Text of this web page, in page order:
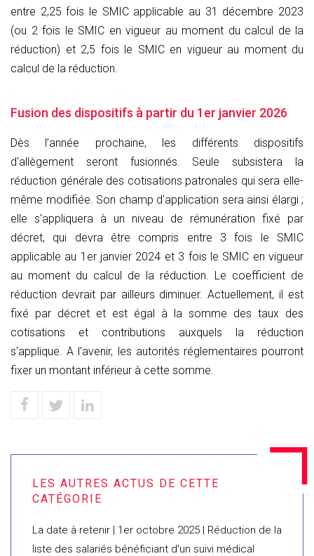
entre 2,25 fois le SMIC applicable au 31 décembre 2023
(ou 2 fois le SMIC en vigueur au moment du calcul de la
réduction) et 2,5 fois le SMIC en vigueur au moment du
calcul de la réduction.
Fusion des dispositifs à partir du 1er janvier 2026
Dès l’année prochaine, les différents dispositifs
d'allègement seront fusionnés. Seule subsistera la
réduction générale des cotisations patronales qui sera elle-
même modifiée. Son champ d'application sera ainsi élargi ;
elle s'appliquera à un niveau de rémunération fixé par
décret, qui devra être compris entre 3 fois le SMIC
applicable au 1er janvier 2024 et 3 fois le SMIC en vigueur
au moment du calcul de la réduction. Le coefficient de
réduction devrait par ailleurs diminuer. Actuellement, il est
fixé par décret et est égal à la somme des taux des
cotisations et contributions auxquels la réduction
s'applique. A l'avenir, les autorités réglementaires pourront
fixer un montant inférieur à cette somme.
La date à retenir | 1er octobre 2025 | Réduction de la
liste des salariés bénéficiant d'un suivi médical